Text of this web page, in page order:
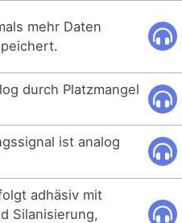
mehr Daten
durch Platzmangel
ist analog
adhäsiv mit
Silanisierung,